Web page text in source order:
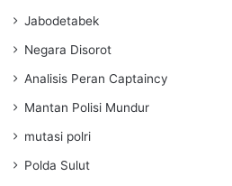
Jabodetabek
Negara Disorot
Analisis Peran Captaincy
Mantan Polisi Mundur
mutasi polri
Polda Sulut